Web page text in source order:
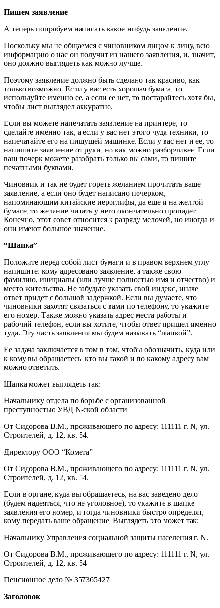
Пишем заявление
А теперь попробуем написать какое-нибудь заявление.
Поскольку мы не общаемся с чиновником лицом к лицу, всю
информацию о нас он получит из нашего заявления, и, значит,
оно должно выглядеть как можно лучше.
Поэтому заявление должно быть сделано так красиво, как
только возможно. Если у вас есть хорошая бумага, то
используйте именно ее, а если ее нет, то постарайтесь хотя бы,
чтобы лист выглядел аккуратно.
Если вы можете напечатать заявление на принтере, то
сделайте именно так, а если у вас нет этого чуда техники, то
напечатайте его на пишущей машинке. Если у вас нет и ее, то
напишите заявление от руки, но как можно разборчивее. Если
ваш почерк можете разобрать только вы сами, то пишите
печатными буквами.
Чиновник и так не будет гореть желанием прочитать ваше
заявление, а если оно будет написано почерком,
напоминающим китайские иероглифы, да еще и на желтой
бумаге, то желание читать у него окончательно пропадет.
Конечно, этот совет относится к разряду мелочей, но иногда и
они имеют большое значение.
“Шапка”
Положите перед собой лист бумаги и в правом верхнем углу
напишите, кому адресовано заявление, а также свою
фамилию, инициалы (или лучше полностью имя и отчество) и
место жительства. Не забудьте указать свой индекс, иначе
ответ придет с большой задержкой. Если вы думаете, что
чиновники захотят связаться с вами по телефону, то укажите
его номер. Также можно указать адрес места работы и
рабочий телефон, если вы хотите, чтобы ответ пришел именно
туда. Эту часть заявления мы будем называть “шапкой”.
Ее задача заключается в том в том, чтобы обозначить, куда или
к кому вы обращаетесь, кто вы такой и по какому адресу вам
можно ответить.
Шапка может выглядеть так:
Начальнику отдела по борьбе с организованной
преступностью УВД N-ской области
От Сидорова В.М., проживающего по адресу: 111111 г. N, ул.
Строителей, д. 12, кв. 54.
Директору ООО “Комета”
От Сидорова В.М., проживающего по адресу: 111111 г. N, ул.
Строителей, д. 12, кв. 54.
Если в органе, куда вы обращаетесь, на вас заведено дело
(будем надеяться, что не уголовное), то укажите в шапке
заявления его номер, и тогда чиновники быстро определят,
кому передать ваше обращение. Выглядеть это может так:
Начальнику Управления социальной защиты населения г. N.
От Сидорова В.М., проживающего по адресу: 111111 г. N, ул.
Строителей, д. 12, кв. 54
Пенсионное дело № 357365427
Заголовок